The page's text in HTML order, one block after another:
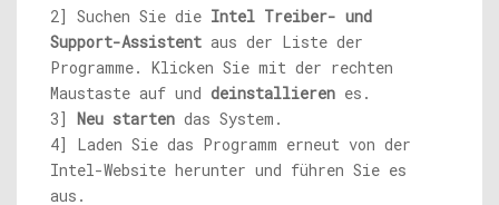
2] Suchen Sie die Intel Treiber- und
Support-Assistent aus der Liste der
Programme. Klicken Sie mit der rechten
Maustaste auf und deinstallieren es.
3] Neu starten das System.
4] Laden Sie das Programm erneut von der
Intel-Website herunter und führen Sie es
aus.